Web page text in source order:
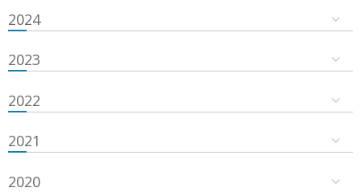
2024
2023
2022
2021
2020